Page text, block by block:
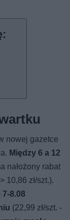
nowej gazetce
Między 6 a 12
nałożony rabat
10,86 zł/szt.).
7-8.08
(22,99 zł/szt. -